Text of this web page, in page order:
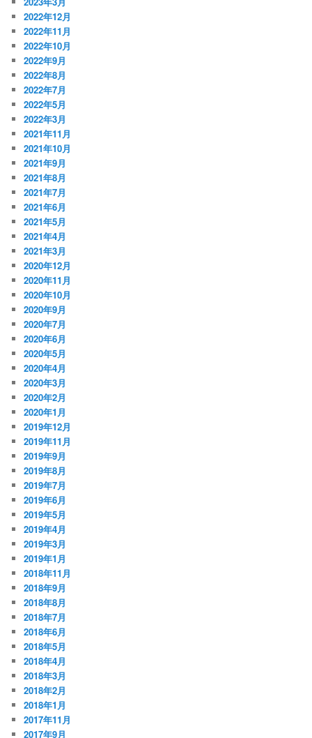
2022年12月
2022年11月
2022年10月
2022年9月
2022年8月
2022年7月
2022年5月
2022年3月
2021年11月
2021年10月
2021年9月
2021年8月
2021年7月
2021年6月
2021年5月
2021年4月
2021年3月
2020年12月
2020年11月
2020年10月
2020年9月
2020年7月
2020年6月
2020年5月
2020年4月
2020年3月
2020年2月
2020年1月
2019年12月
2019年11月
2019年9月
2019年8月
2019年7月
2019年6月
2019年5月
2019年4月
2019年3月
2019年1月
2018年11月
2018年9月
2018年8月
2018年7月
2018年6月
2018年5月
2018年4月
2018年3月
2018年2月
2018年1月
2017年11月
2017年9月